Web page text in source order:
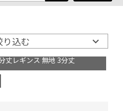
り込む
丈レギンス 無地 3分丈